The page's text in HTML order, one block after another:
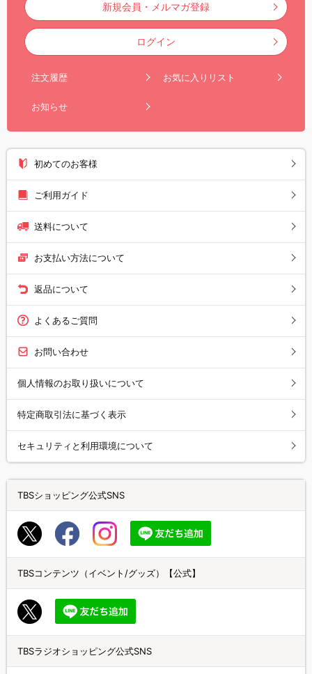
新規会員・メルマガ登録
ログイン
注文履歴 お気に入りリスト
お知らせ
初めてのお客様
ご利用ガイド
送料について
お支払い方法について
返品について
よくあるご質問
お問い合わせ
個人情報のお取り扱いについて
特定商取引法に基づく表示
セキュリティと利用環境について
TBSショッピング公式SNS
TBSコンテンツ（イベント/グッズ）【公式】
TBSラジオショッピング公式SNS